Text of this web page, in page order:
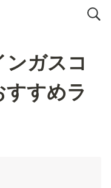
ガスコ
すめラ